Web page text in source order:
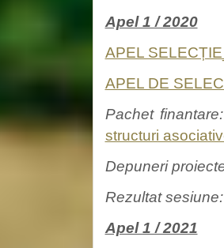
Apel 1 / 2020
APEL
APEL DE
Pachet
structuri
Depuneri
Rezultat
Apel 1 / 2021